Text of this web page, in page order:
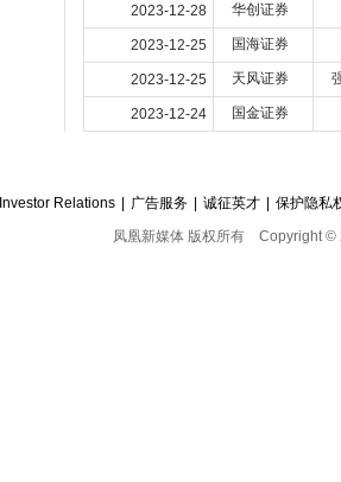
2023-12-28 华创证券
2023-12-25 国海证券
2023-12-25 天风证券
2023-12-24 国金证券
Relations 广告服务 诚征英才
保护隐私
凤凰新媒体 版权所有 Copyright ©